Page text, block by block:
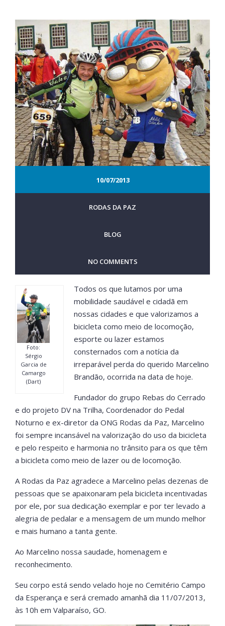
10/07/2013
RODAS DA PAZ
BLOG
NO COMMENTS
Foto:
Sérgio
Garcia de
Camargo
(Dart)
Todos os que lutamos por uma
mobilidade saudável e cidadã em
nossas cidades e que valorizamos a
bicicleta como meio de locomoção,
esporte ou lazer estamos
consternados com a notícia da
irreparável perda do querido Marcelino
Brandão, ocorrida na data de hoje.
Fundador do grupo Rebas do Cerrado
e do projeto DV na Trilha, Coordenador do Pedal
Noturno e ex-diretor da ONG Rodas da Paz, Marcelino
foi sempre incansável na valorização do uso da bicicleta
e pelo respeito e harmonia no trânsito para os que têm
a bicicleta como meio de lazer ou de locomoção.
A Rodas da Paz agradece a Marcelino pelas dezenas de
pessoas que se apaixonaram pela bicicleta incentivadas
por ele, por sua dedicação exemplar e por ter levado a
alegria de pedalar e a mensagem de um mundo melhor
e mais humano a tanta gente.
Ao Marcelino nossa saudade, homenagem e
reconhecimento.
Seu corpo está sendo velado hoje no Cemitério Campo
da Esperança e será cremado amanhã dia 11/07/2013,
às 10h em Valparaíso, GO.